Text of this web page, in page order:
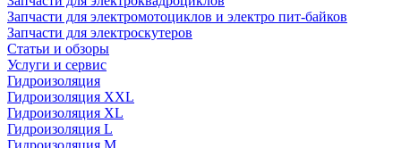
Запчасти для электромотоциклов и электро пит-байков
Запчасти для электроскутеров
Статьи и обзоры
Услуги и сервис
Гидроизоляция
Гидроизоляция XXL
Гидроизоляция XL
Гидроизоляция L
Гидроизоляция M